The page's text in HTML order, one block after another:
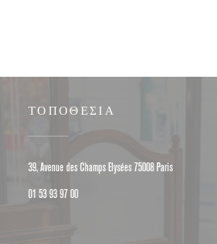
ΤΟΠΟΘΕΣΊΑ
39, Avenue des Champs Elysées 75008 Paris
01 53 93 97 00